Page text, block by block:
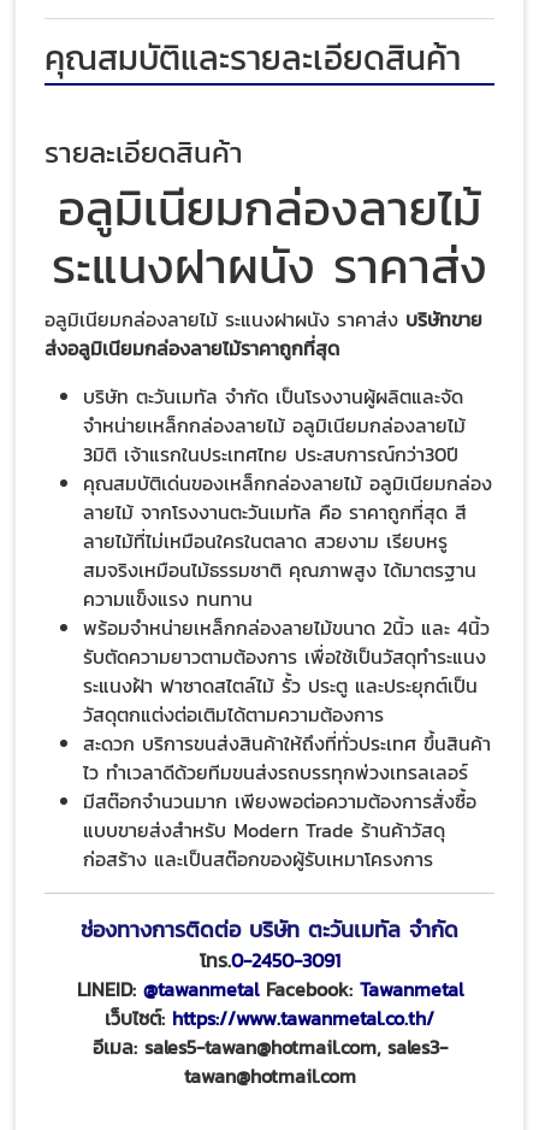
คุณสมบัติและรายละเอียดสินค้า
รายละเอียดสินค้า
อลูมิเนียมกล่องลายไม้
ระแนงฝาผนัง ราคาส่ง
อลูมิเนียมกล่องลายไม้ ระแนงฝาผนัง ราคาส่ง บริษัทขาย
ส่งอลูมิเนียมกล่องลายไม้ราคาถูกที่สุด
บริษัท ตะวันเมทัล จำกัด เป็นโรงงานผู้ผลิตและจัด
จำหน่ายเหล็กกล่องลายไม้ อลูมิเนียมกล่องลายไม้
3มิติ เจ้าแรกในประเทศไทย ประสบการณ์กว่า30ปี
คุณสมบัติเด่นของเหล็กกล่องลายไม้ อลูมิเนียมกล่อง
ลายไม้ จากโรงงานตะวันเมทัล คือ ราคาถูกที่สุด สี
ลายไม้ที่ไม่เหมือนใครในตลาด สวยงาม เรียบหรู
สมจริงเหมือนไม้ธรรมชาติ คุณภาพสูง ได้มาตรฐาน
ความแข็งแรง ทนทาน
พร้อมจำหน่ายเหล็กกล่องลายไม้ขนาด 2นิ้ว และ 4นิ้ว
รับตัดความยาวตามต้องการ เพื่อใช้เป็นวัสดุทำระแนง
ระแนงฝ้า ฟาซาดสไตล์ไม้ รั้ว ประตู และประยุกต์เป็น
วัสดุตกแต่งต่อเติมได้ตามความต้องการ
สะดวก บริการขนส่งสินค้าให้ถึงที่ทั่วประเทศ ขึ้นสินค้า
ไว ทำเวลาดีด้วยทีมขนส่งรถบรรทุกพ่วงเทรลเลอร์
มีสต๊อกจำนวนมาก เพียงพอต่อความต้องการสั่งซื้อ
แบบขายส่งสำหรับ Modern Trade ร้านค้าวัสดุ
ก่อสร้าง และเป็นสต๊อกของผู้รับเหมาโครงการ
ช่องทางการติดต่อ บริษัท ตะวันเมทัล จำกัด
โทร.0-2450-3091
LINEID: @tawanmetalFacebook: Tawanmetal
เว็บไซต์: https://www.tawanmetal.co.th/
อีเมล: sales5-tawan@hotmail.com, sales3-
tawan@hotmail.com